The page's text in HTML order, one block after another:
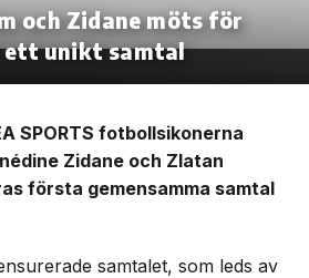
och Zidane möts för
ett unikt samtal
SPORTS fotbollsikonerna
Zidane och Zlatan
första gemensamma samtal
samtalet, som leds av